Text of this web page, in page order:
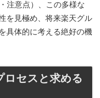
注意点）、この多様な
を見極め、将来楽天グル
具体的に考える絶好の機
ロセスと求める